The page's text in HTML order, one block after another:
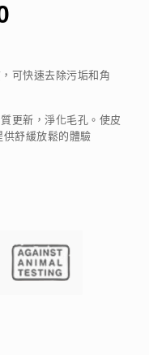
可快速去除污垢和角
更新，淨化毛孔。使皮
舒緩放鬆的體驗